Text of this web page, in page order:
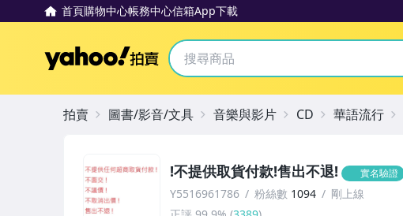
首頁購物中心帳務中心信箱App下載
Yahoo拍賣
!不提供取貨付款!售出不退! 實名驗證
Y5516961786 粉絲數 1094
剛上線
拍賣 圖書/影音/文具 音樂與影片 CD 華語流行